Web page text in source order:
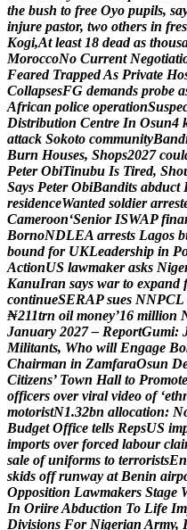
the bush to free Oyo pupils, sa
injure pastor, two others in fres
Kogi,At least 18 dead as thous
MoroccoNo Current Negotiati
Feared TrappedAs Private Ho
CollapsesFG demands probe a
African police operationSuspe
Distribution Centre In Osun4
attack Sokoto communityBand
Burn Houses, Shops2027 coul
Peter ObiTinubu Is Tired, Sho
Says Peter ObiBandits abduct
residenceWanted soldier arrest
Cameroon‘Senior ISWAP fina
BornoNDLEA arrests Lagos b
bound for UKLeadership in P
ActionUS lawmaker asks Nige
KanuIran says war to expand f
continueSERAP sues NNPCL
₦211trn oil money’16 million
January 2027 – ReportGumi:
Militants, Who will Engage Bo
Chairman in ZamfaraOsun D
Citizens’ Town Hall to Promote
officers over viral video of ‘eth
motoristN1.32bn allocation: N
Budget Office tells RepsUS im
imports over forced labour clai
sale of uniforms to terroristsEn
skids off runway at Benin airp
Opposition Lawmakers Stage
In OriireAbduction To Life Im
Divisions For Nigerian Army,